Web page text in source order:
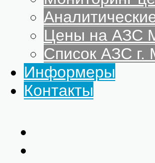
Цены на АЗС
Список АЗС г.
Информеры
Контакты